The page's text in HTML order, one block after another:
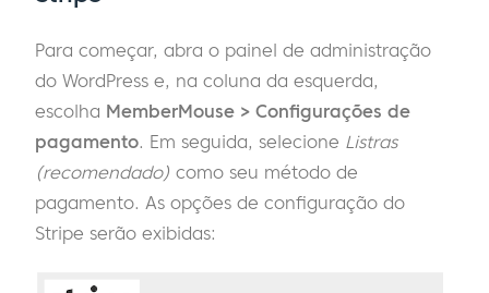
Para começar, abra o painel de administração
do WordPress e, na coluna da esquerda,
escolha MemberMouse > Configurações de
pagamento. Em seguida, selecione Listras
(recomendado) como seu método de
pagamento. As opções de configuração do
Stripe serão exibidas: